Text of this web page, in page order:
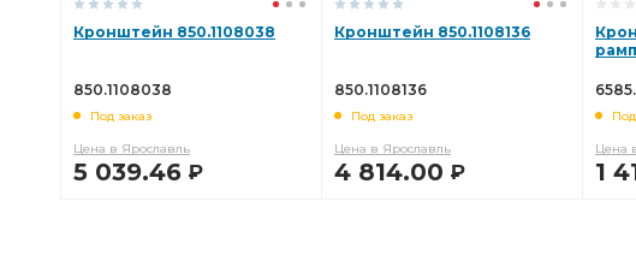
Кронштейн 850.1108038
850.1108038
Под заказ
Цена в Ярославль
5 039.46 Р
Кронштейн 850.1108136
850.1108136
Под заказ
Цена в Ярославль
4 814.00 Р
Цена
1